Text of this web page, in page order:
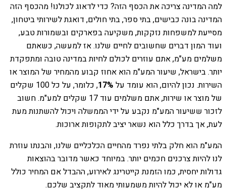
למה המדינה צריכה את הכסף הזה? כדי לדאוג לכולנו! מהכסף הזה
המדינה בונה כבישים, בתי ספר, בתי חולים, דואגת לשירותי ביטחון,
מסייעת למשפחות נזקקות, משקיעה בפארקים ובשמורות טבע,
ועוד המון דברים שחשובים לחיים שלנו. אז למעשה, כשאתם
משלמים מע"מ, אתם עוזרים לכולם לחיות במדינה טובה ומתפקדת
יותר. בישראל, שיעור המע"מ הוא אחוז קבוע מהמחיר של המוצר או
השירות. נכון להיום, הוא עומד על 17%
, כלומר, על כל 100 שקלים
של מוצר או שירות, אתם משלמים עוד 17 שקלים למע"מ. חשוב
לזכור ששיעור המע"מ נקבע על ידי הממשלה ויכול להשתנות מעת
לעת, אך בדרך כלל הוא נשאר יציב לתקופות ארוכות.
המע"מ הוא חלק בלתי נפרד מהחיים הכלכליים שלנו, והבנתו עוזרת
לנו להיות צרכנים חכמים יותר. במיוחד כאשר מדובר בהוצאות
גדולות יחסית, כמו הזמנת קייטרינג לאירוע, ההבדל אם המחיר כולל
מע"מ או לא יכול להיות משמעותי מאוד לתקציב שלכם.